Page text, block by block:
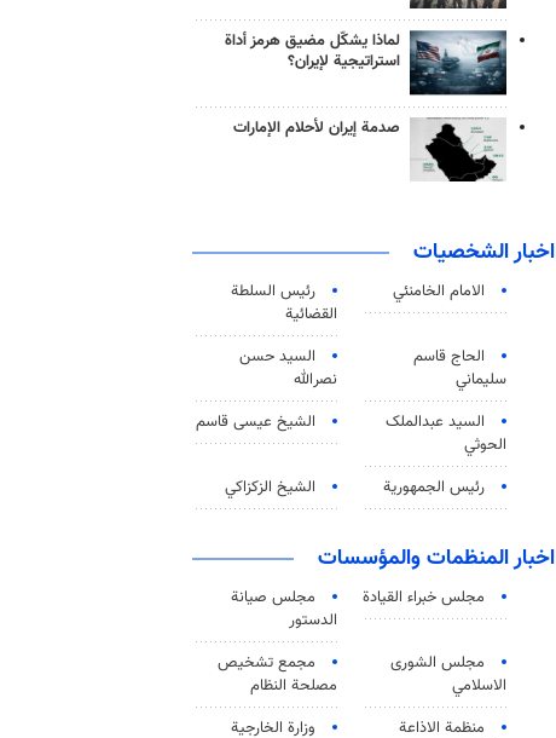
لماذا يشكّل مضيق هرمز أداة
استراتيجية لإيران؟
صدمة إيران لأحلام الإمارات
اخبار الشخصيات
الامام الخامنئي
رئیس السلطة
القضائیة
الحاج قاسم
سليماني
السيد حسن
نصرالله
السید عبدالملک
الحوثي
الشيخ عيسى قاسم
رئيس الجمهورية الشيخ الزكزاكي
اخبار المنظمات والمؤسسات
مجلس خبراء القيادة
مجلس صيانة
الدستور
مجلس الشورى
الاسلامي
مجمع تشخيص
مصلحة النظام
منظمة الاذاعة
وزارة الخارجية